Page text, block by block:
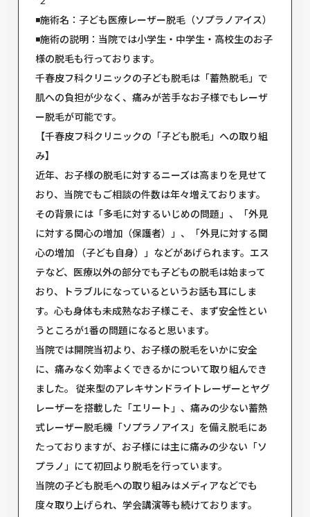
◾️施術名：​​子ども医療レーザー脱毛（ソプラノアイス）
◾️施術の説明：当院では小学生・中学生・高校生のお子
様の脱毛も行っております。
千春皮フ科クリニックの子ども脱毛は「蓄熱脱毛」で
肌への負担が少なく、痛みが苦手なお子様でもレーザ
ー脱毛が可能です。
【千春皮フ科クリニックの「子ども脱毛」への取り組
み】
近年、お子様の脱毛に対するニーズは高まりを見せて
おり、当院でもご相談の件数は年々増えております。
その背景には「多毛に対するいじめの問題」、「外見
に対する関心の増加（保護者）」、「外見に対する関
心の増加 （子ども自身）」などがあげられます。エス
テなど、医療以外の部分でも子どもの脱毛は始まって
おり、トラブルになっているというお話も耳にしま
す。心も身体も未成熟なお子様こそ、まず安全性とい
うところが1番の問題になると思います。
当院では開院当初より、お子様の脱毛をいかに安全
に、痛みなく効率よくできるかについて取り組んでき
ました。 従来型のアレキサンドライトレーザーとヤグ
レーザーを搭載した「エリート」、痛みの少ない蓄熱
式レーザー脱毛機「ソプラノアイス」を備え脱毛にあ
たっておりますが、お子様には主に痛みの少ない「ソ
プラノ」にて初回より脱毛を行っています。
当院の子ども脱毛への取り組みはメディアなどでも
度々取り上げられ、学会講演等も続けております。